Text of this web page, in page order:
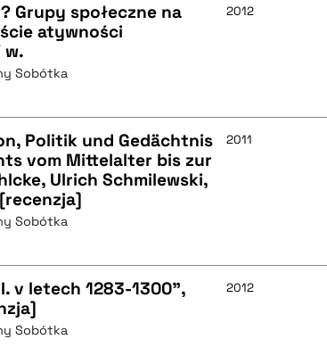
Grupy społeczne na
atywności
w.
Sobótka
2012
Politik und Gedächtnis
vom Mittelalter bis zur
Ulrich Schmilewski,
Sobótka
2011
v letech 1283-1300",
Sobótka
2012